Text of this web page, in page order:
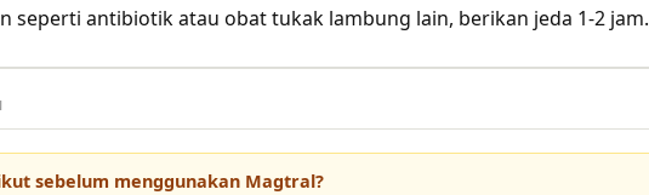
seperti antibiotik atau obat tukak lambung lain, berikan jeda 1-2 jam.
sebelum menggunakan Magtral?